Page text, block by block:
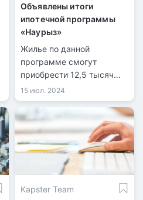
Объявлены итоги
ипотечной программы
«Наурыз»
Жилье по данной
программе смогут
приобрести 12,5 тысяч
казахстанцев.
15 июл. 2024
Kapster Team